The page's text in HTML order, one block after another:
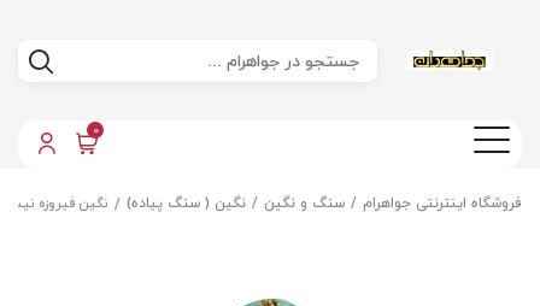
0
فروشگاه اینترنتی جواهرام سنگ و نگین نگین ( سنگ پیاده) نگین فیروزه